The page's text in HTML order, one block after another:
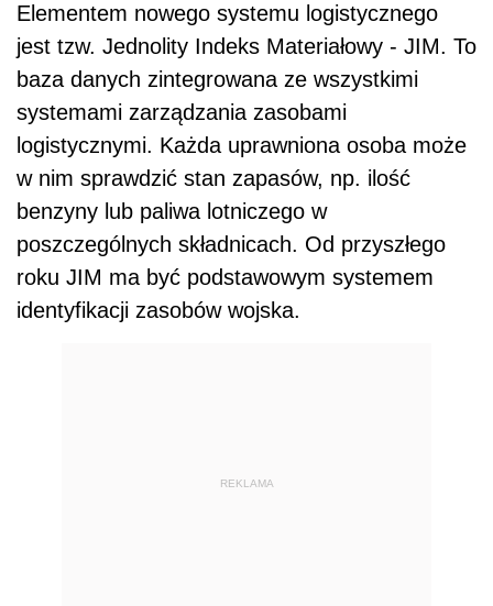
Elementem nowego systemu logistycznego
jest tzw. Jednolity Indeks Materiałowy - JIM. To
baza danych zintegrowana ze wszystkimi
systemami zarządzania zasobami
logistycznymi. Każda uprawniona osoba może
w nim sprawdzić stan zapasów, np. ilość
benzyny lub paliwa lotniczego w
poszczególnych składnicach. Od przyszłego
roku JIM ma być podstawowym systemem
identyfikacji zasobów wojska.
REKLAMA